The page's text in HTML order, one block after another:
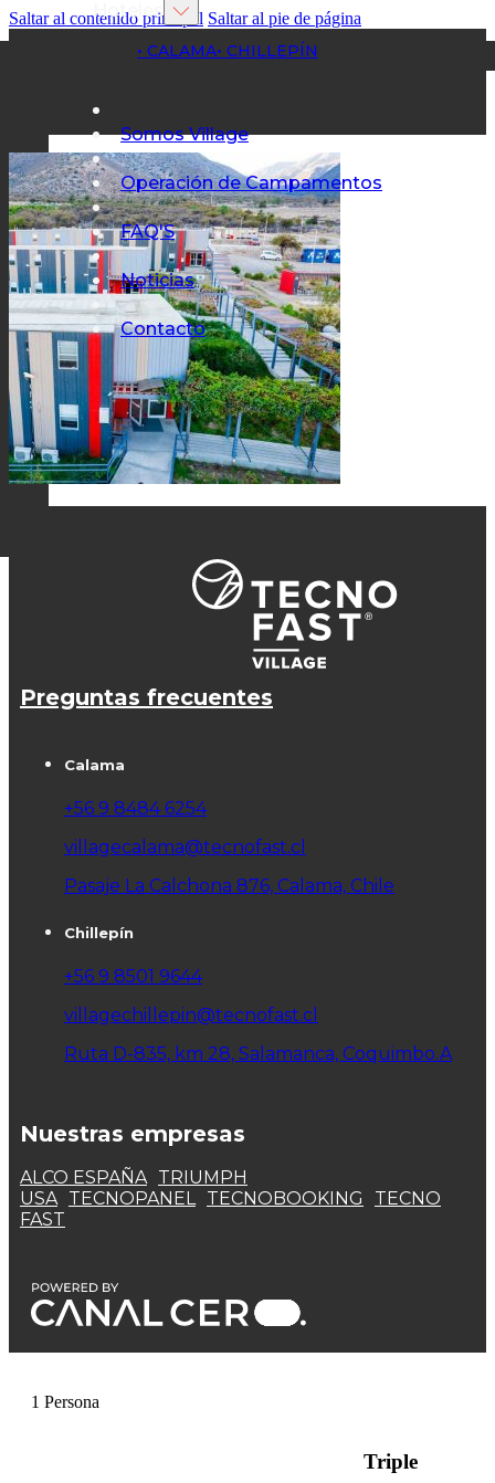
Saltar al contenido principal Saltar al pie de página
Hoteles
• CALAMA• CHILLEPÍN
Somos Village
Operación de Campamentos
FAQ'S
Noticias
Contacto
Preguntas frecuentes
Calama
+56 9 8484 6254
villagecalama@tecnofast.cl
Pasaje La Calchona 876, Calama, Chile
Chillepín
+56 9 8501 9644
villagechillepin@tecnofast.cl
Ruta D-835, km 28, Salamanca, Coquimbo.A
Nuestras empresas
ALCO ESPAÑA TRIUMPH
USA TECNOPANEL TECNOBOOKING
TECNO
FAST
1 Persona
Triple